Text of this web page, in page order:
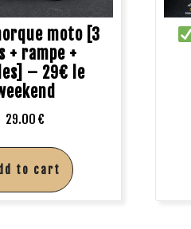
moto [3
+ rampe +
– 29€ le
29.00€
to cart